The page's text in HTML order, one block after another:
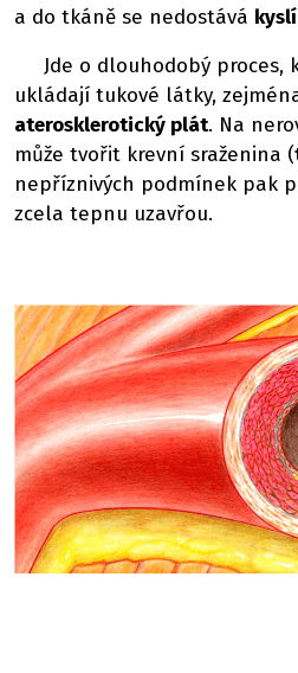
a do tkáně se nedostává
Jde o dlouhodobý proces,
ukládají tukové látky,
aterosklerotický plát. Na
může tvořit krevní sraženina (
nepříznivých podmínek pak
zcela tepnu uzavřou.